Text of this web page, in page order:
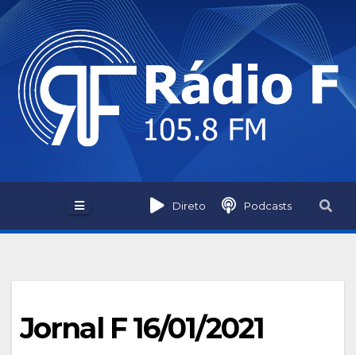
Skip
to
content
Direto Podcasts
Jornal F 16/01/2021